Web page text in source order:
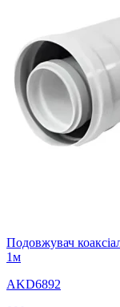
Подовжувач
1м
AKD6892